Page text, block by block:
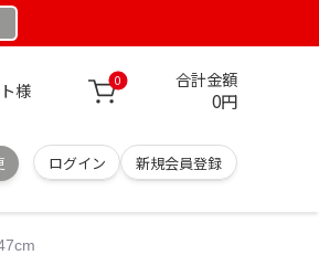
様 0 合計金額
0円
ログイン 新規会員登録